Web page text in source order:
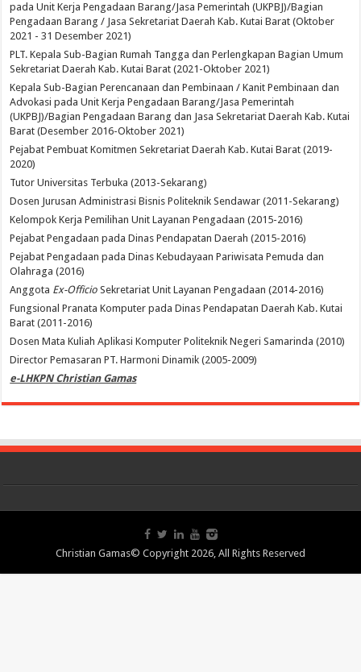
pada Unit Kerja Pengadaan Barang/Jasa Pemerintah (UKPBJ)/Bagian
Pengadaan Barang / Jasa Sekretariat Daerah Kab. Kutai Barat (Oktober
2021 - 31 Desember 2021)
PLT. Kepala Sub-Bagian Rumah Tangga dan Perlengkapan Bagian Umum
Sekretariat Daerah Kab. Kutai Barat (2021-Oktober 2021)
Kepala Sub-Bagian Perencanaan dan Pembinaan / Kanit Pembinaan dan
Advokasi pada Unit Kerja Pengadaan Barang/Jasa Pemerintah
(UKPBJ)/Bagian Pengadaan Barang dan Jasa Sekretariat Daerah Kab. Kutai
Barat (Desember 2016-Oktober 2021)
Pejabat Pembuat Komitmen Sekretariat Daerah Kab. Kutai Barat (2019-
2020)
Tutor Universitas Terbuka (2013-Sekarang)
Dosen Jurusan Administrasi Bisnis Politeknik Sendawar (2011-Sekarang)
Kelompok Kerja Pemilihan Unit Layanan Pengadaan (2015-2016)
Pejabat Pengadaan pada Dinas Pendapatan Daerah (2015-2016)
Pejabat Pengadaan pada Dinas Kebudayaan Pariwisata Pemuda dan
Olahraga (2016)
Anggota Ex-Officio Sekretariat Unit Layanan Pengadaan (2014-2016)
Fungsional Pranata Komputer pada Dinas Pendapatan Daerah Kab. Kutai
Barat (2011-2016)
Dosen Mata Kuliah Aplikasi Komputer Politeknik Negeri Samarinda (2010)
Director Pemasaran PT. Harmoni Dinamik (2005-2009)
e-LHKPN Christian Gamas
Christian Gamas© Copyright 2026, All Rights Reserved